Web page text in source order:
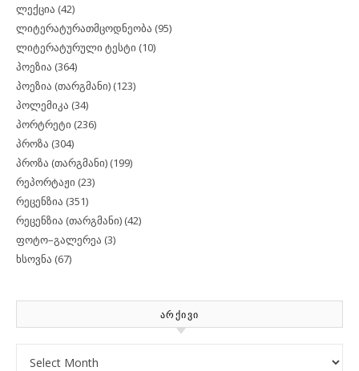
ლექცია (42)
ლიტერატურათმცოდნეობა (95)
ლიტერატურული ტესტი (10)
პოეზია (364)
პოეზია (თარგმანი) (123)
პოლემიკა (34)
პორტრეტი (236)
პროზა (304)
პროზა (თარგმანი) (199)
რეპორტაჟი (23)
რეცენზია (351)
რეცენზია (თარგმანი) (42)
ფოტო–გალერეა (3)
ხსოვნა (67)
ᲐᲠᲥᲘᲕᲘ